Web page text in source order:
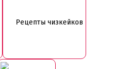
Рецепты чизкейков